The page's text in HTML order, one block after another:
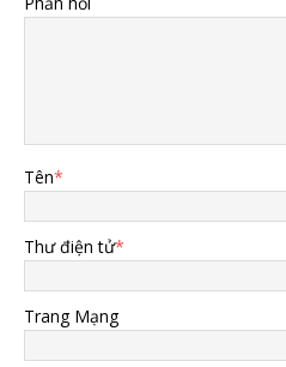
Tên*
Thư điện tử*
Trang Mạng